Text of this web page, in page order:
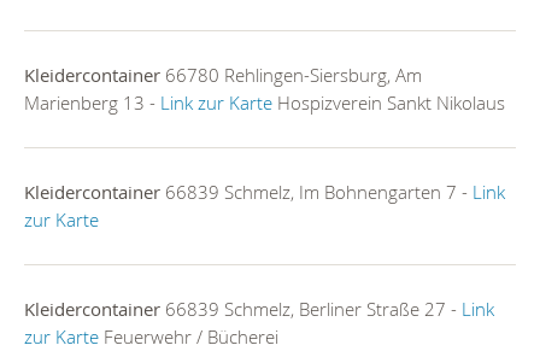
Kleidercontainer 66780 Rehlingen-Siersburg, Am
Marienberg 13 - Link zur Karte Hospizverein Sankt Nikolaus
Kleidercontainer 66839 Schmelz, Im Bohnengarten 7 - Link
zur Karte
Kleidercontainer 66839 Schmelz, Berliner Straße 27 - Link
zur Karte Feuerwehr / Bücherei